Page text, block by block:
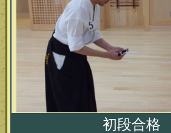
初段合格